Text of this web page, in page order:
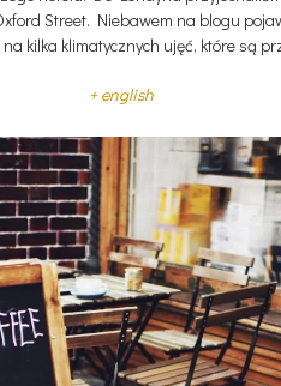
Street. Niebawem na blogu
kilka klimatycznych ujęć, które są
+ english